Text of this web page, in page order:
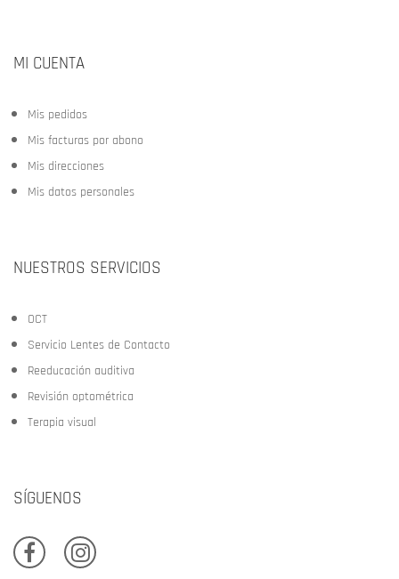
MI CUENTA
Mis pedidos
Mis facturas por abono
Mis direcciones
Mis datos personales
NUESTROS SERVICIOS
OCT
Servicio Lentes de Contacto
Reeducación auditiva
Revisión optométrica
Terapia visual
SÍGUENOS